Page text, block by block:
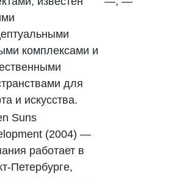
комплексами и
для
и искусства.
Suns
(2004) —
работает в
Петербурге,